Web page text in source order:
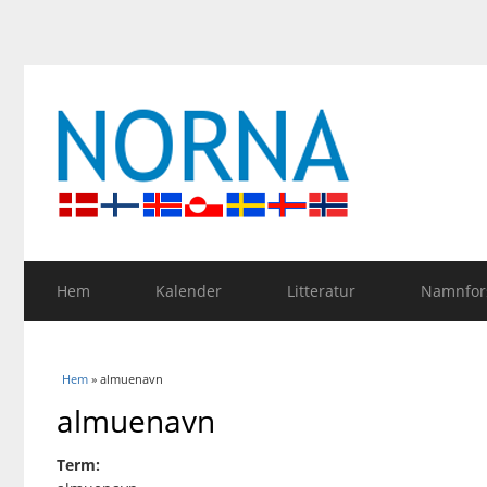
Hem Kalender Litteratur
Du är här
Hem » almuenavn
almuenavn
Term: